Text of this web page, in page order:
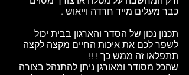
כבר מעלים מייד חרדה וייאוש .
תכנון נכון של הסדר והארגון בבית יכול
לשפר לכם את איכות החיים מקצה לקצה -
תתפלאו זה ממש כך !!!
שהכל מסודר ומאורגן ניתן להתנהל בצורה